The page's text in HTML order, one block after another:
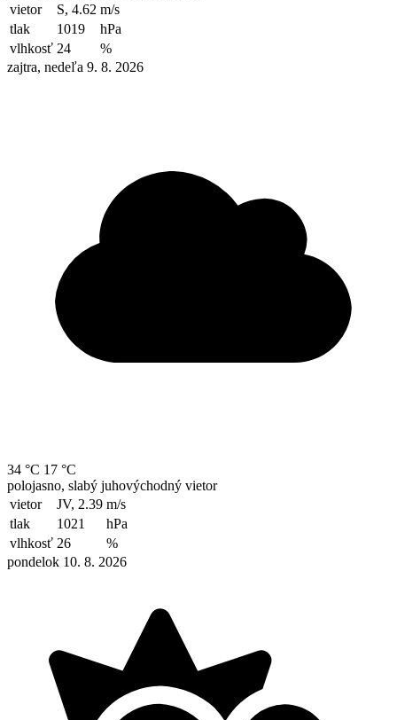
vietor
S, 4.62 m/s
tlak
1019
hPa
vlhkosť 24
%
zajtra, nedeľa 9. 8. 2026
34 °C 17 °C
polojasno, slabý juhovýchodný vietor
vietor
JV, 2.39 m/s
tlak
1021
hPa
vlhkosť 26
%
pondelok 10. 8. 2026